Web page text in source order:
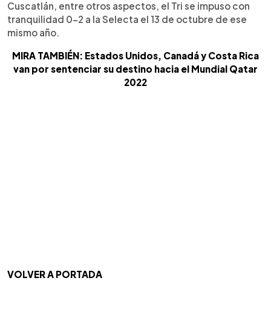
Cuscatlán, entre otros aspectos, el Tri se impuso con
tranquilidad 0-2 a la Selecta el 13 de octubre de ese
mismo año.
MIRA TAMBIÉN: Estados Unidos, Canadá y Costa Rica
van por sentenciar su destino hacia el Mundial Qatar
2022
VOLVER A PORTADA